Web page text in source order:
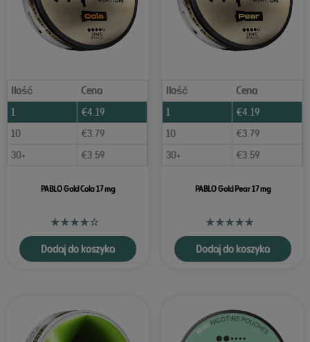
Ilość
Cena
1
€4.19
10
€3.79
30+
€3.59
PABLO Gold Cola 17 mg
Dodaj do koszyka
Ilość
Cena
1
€4.19
10
€3.79
30+
€3.59
PABLO Gold Pear 17 mg
Dodaj do koszyka